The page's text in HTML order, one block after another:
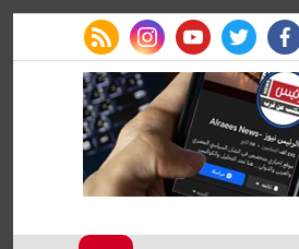
facebook
twitter
youtube
instagram
rss feed